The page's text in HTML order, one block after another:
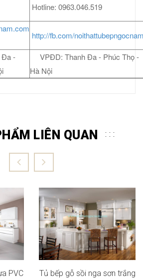
Hotline: 0963.046.519
http://fb.com/
Đa -
VPĐD: Thanh Đa - Phúc Thọ -
Hà Nội
LIÊN QUAN
PVC Tủ bếp gỗ sồi nga sơn trắng